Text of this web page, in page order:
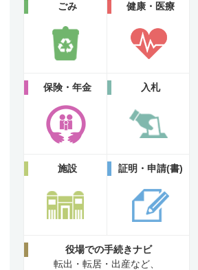
ごみ 健康・医療
保険・年金 入札
施設 証明・申請(書)
役場での手続きナビ
転出・転居・出産など、